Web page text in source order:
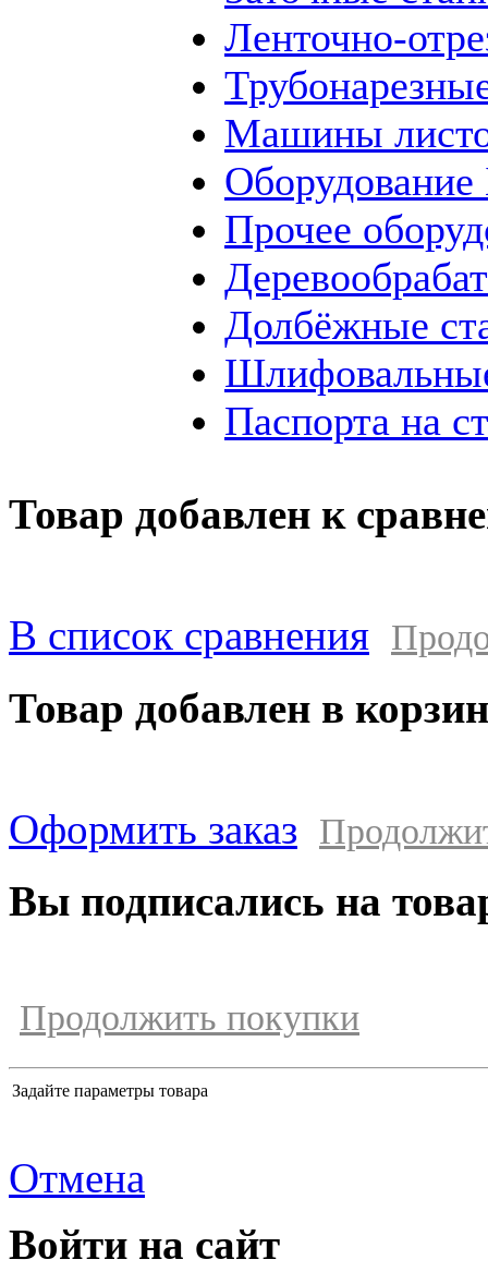
Ленточно-
Машины
Прочее
Долбёжные
Паспорта на
Товар добавлен к
В список сравнения
Товар добавлен в
Оформить заказ
Вы подписались на
Продолжить покупки
Задайте параметры товара
Отмена
Войти на сайт